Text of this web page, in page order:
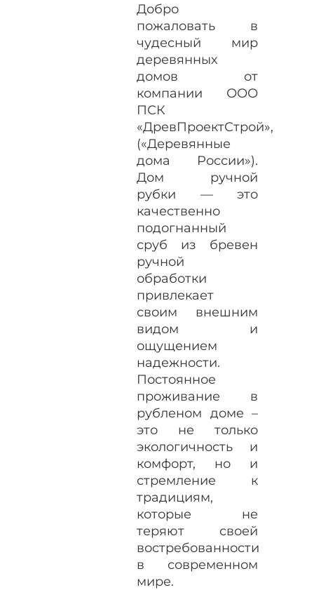
Добро
пожаловать в
чудесный мир
деревянных
домов от
компании ООО
ПСК
«ДревПроектСтрой»,
(«Деревянные
дома России»).
Дом ручной
рубки — это
качественно
подогнанный
сруб из бревен
ручной
обработки
привлекает
своим внешним
видом и
ощущением
надежности.
Постоянное
проживание в
рубленом доме –
это не только
экологичность и
комфорт, но и
стремление к
традициям,
которые не
теряют своей
востребованности
в современном
мире.